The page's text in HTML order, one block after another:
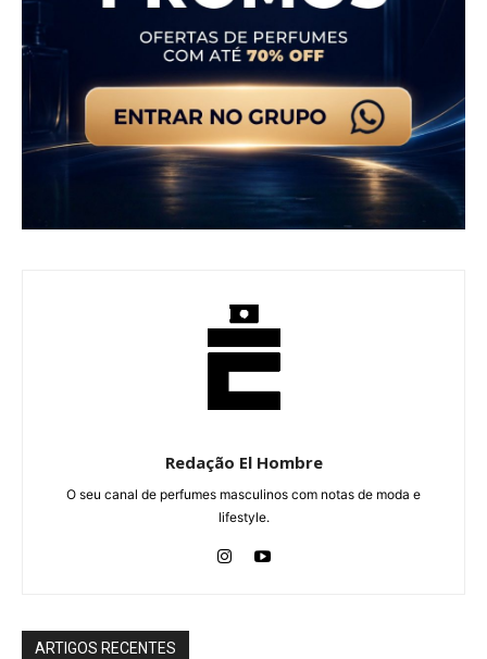
Redação El Hombre
O seu canal de perfumes masculinos com notas de moda e
lifestyle.
ARTIGOS RECENTES